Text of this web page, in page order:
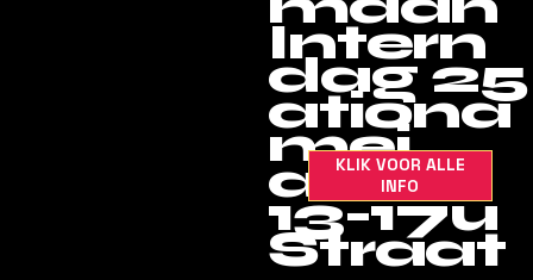
Intern
ationa
al
Straat
dag 25
mei
13-17u
KLIK VOOR ALLE
INFO